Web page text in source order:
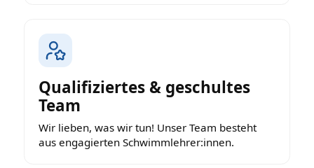
Qualifiziertes & geschultes
Team
Wir lieben, was wir tun! Unser Team besteht
aus engagierten Schwimmlehrer:innen.